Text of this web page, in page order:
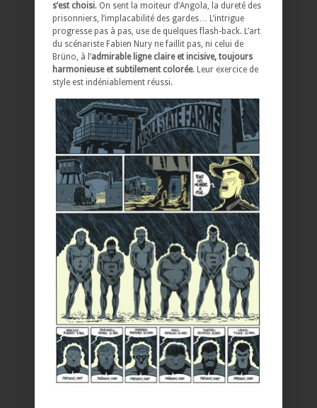
s’est choisi. On sent la moiteur d’Angola, la dureté des
prisonniers, l’implacabilité des gardes… L’intrigue
progresse pas à pas, use de quelques flash-back. L’art
du scénariste Fabien Nury ne faillit pas, ni celui de
Brüno, à l’admirable ligne claire et incisive, toujours
harmonieuse et subtilement colorée. Leur exercice de
style est indéniablement réussi.